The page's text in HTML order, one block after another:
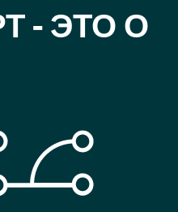
- ЭТО О